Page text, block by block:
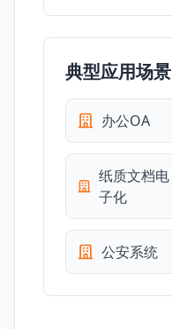
典型应用场景
办公OA
纸质文档电
子化
公安系统